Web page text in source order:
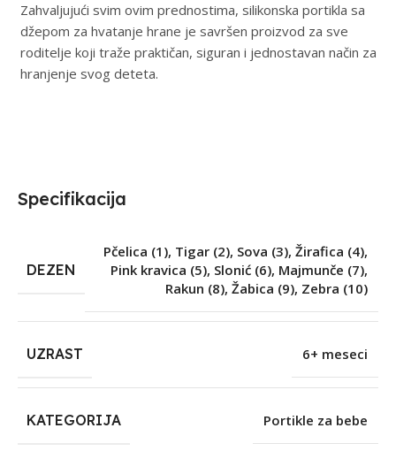
Zahvaljujući svim ovim prednostima, silikonska portikla sa
džepom za hvatanje hrane je savršen proizvod za sve
roditelje koji traže praktičan, siguran i jednostavan način za
hranjenje svog deteta.
Specifikacija
DEZEN
Pčelica (1), Tigar (2), Sova (3), Žirafica (4),
Pink kravica (5), Slonić (6), Majmunče (7),
Rakun (8), Žabica (9), Zebra (10)
UZRAST 6+ meseci
KATEGORIJA Portikle za bebe